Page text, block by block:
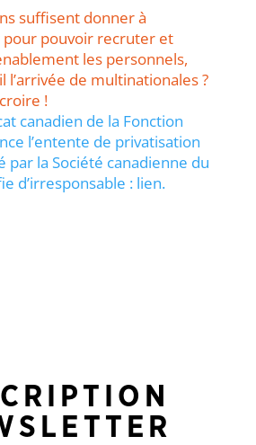
suffisent donner à
pour pouvoir recruter et
les personnels,
l’arrivée de multinationales ?
!
canadien de la Fonction
l’entente de privatisation
par la Société canadienne du
d’irresponsable : lien.